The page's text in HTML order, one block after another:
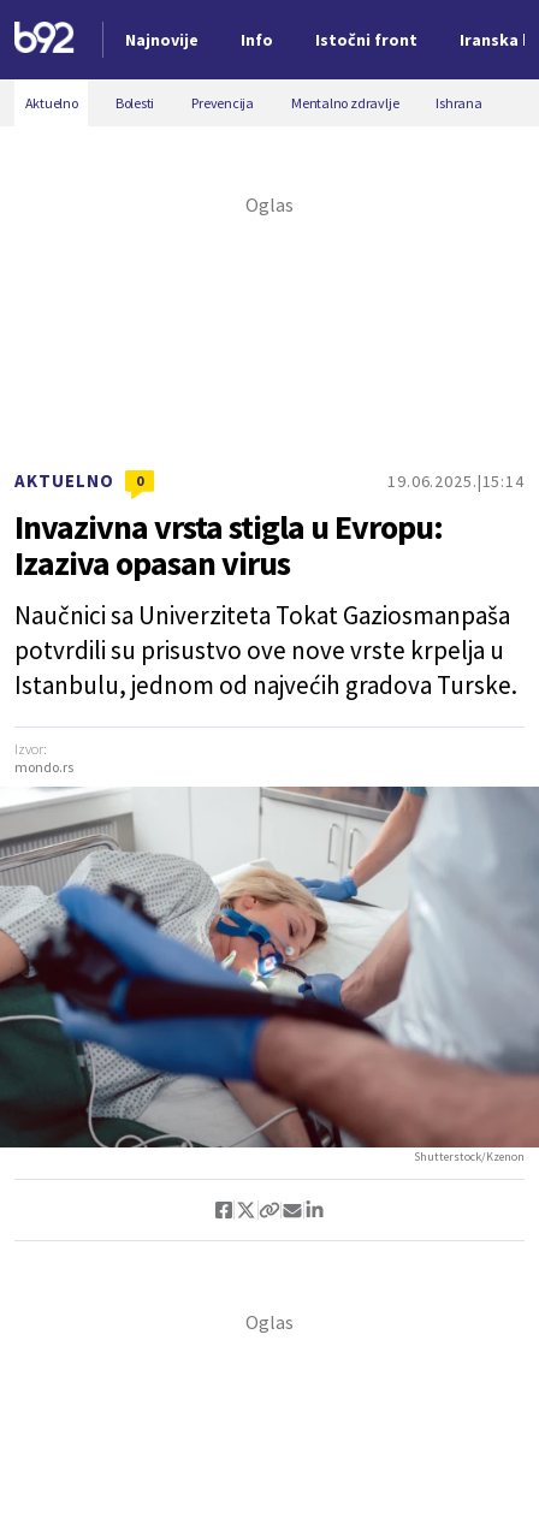
Najnovije Info Istočni front Iranska
Nova vest
Aktuelno Bolesti Prevencija Mentalno zdravlje Ishrana
AKTUELNO 0 19.06.2025. 15:14
Invazivna vrsta stigla u Evropu:
Izaziva opasan virus
Naučnici sa Univerziteta Tokat Gaziosmanpaša
potvrdili su prisustvo ove nove vrste krpelja u
Istanbulu, jednom od najvećih gradova Turske.
Izvor:
mondo.rs
Shutterstock/Kzenon